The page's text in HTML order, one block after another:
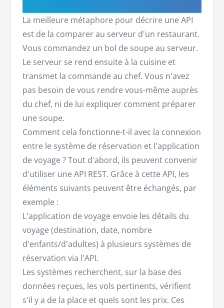
La meilleure métaphore pour décrire une API
est de la comparer au serveur d'un restaurant.
Vous commandez un bol de soupe au serveur.
Le serveur se rend ensuite à la cuisine et
transmet la commande au chef. Vous n'avez
pas besoin de vous rendre vous-même auprès
du chef, ni de lui expliquer comment préparer
une soupe.
Comment cela fonctionne-t-il avec la connexion
entre le système de réservation et l'application
de voyage ? Tout d'abord, ils peuvent convenir
d'utiliser une API REST. Grâce à cette API, les
éléments suivants peuvent être échangés, par
exemple :
L'application de voyage envoie les détails du
voyage (destination, date, nombre
d'enfants/d'adultes) à plusieurs systèmes de
réservation via l'API.
Les systèmes recherchent, sur la base des
données reçues, les vols pertinents, vérifient
s'il y a de la place et quels sont les prix. Ces